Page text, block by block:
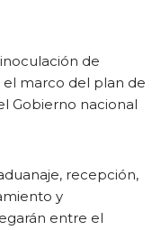
de
el marco del plan de
Gobierno nacional
recepción,
y
entre el